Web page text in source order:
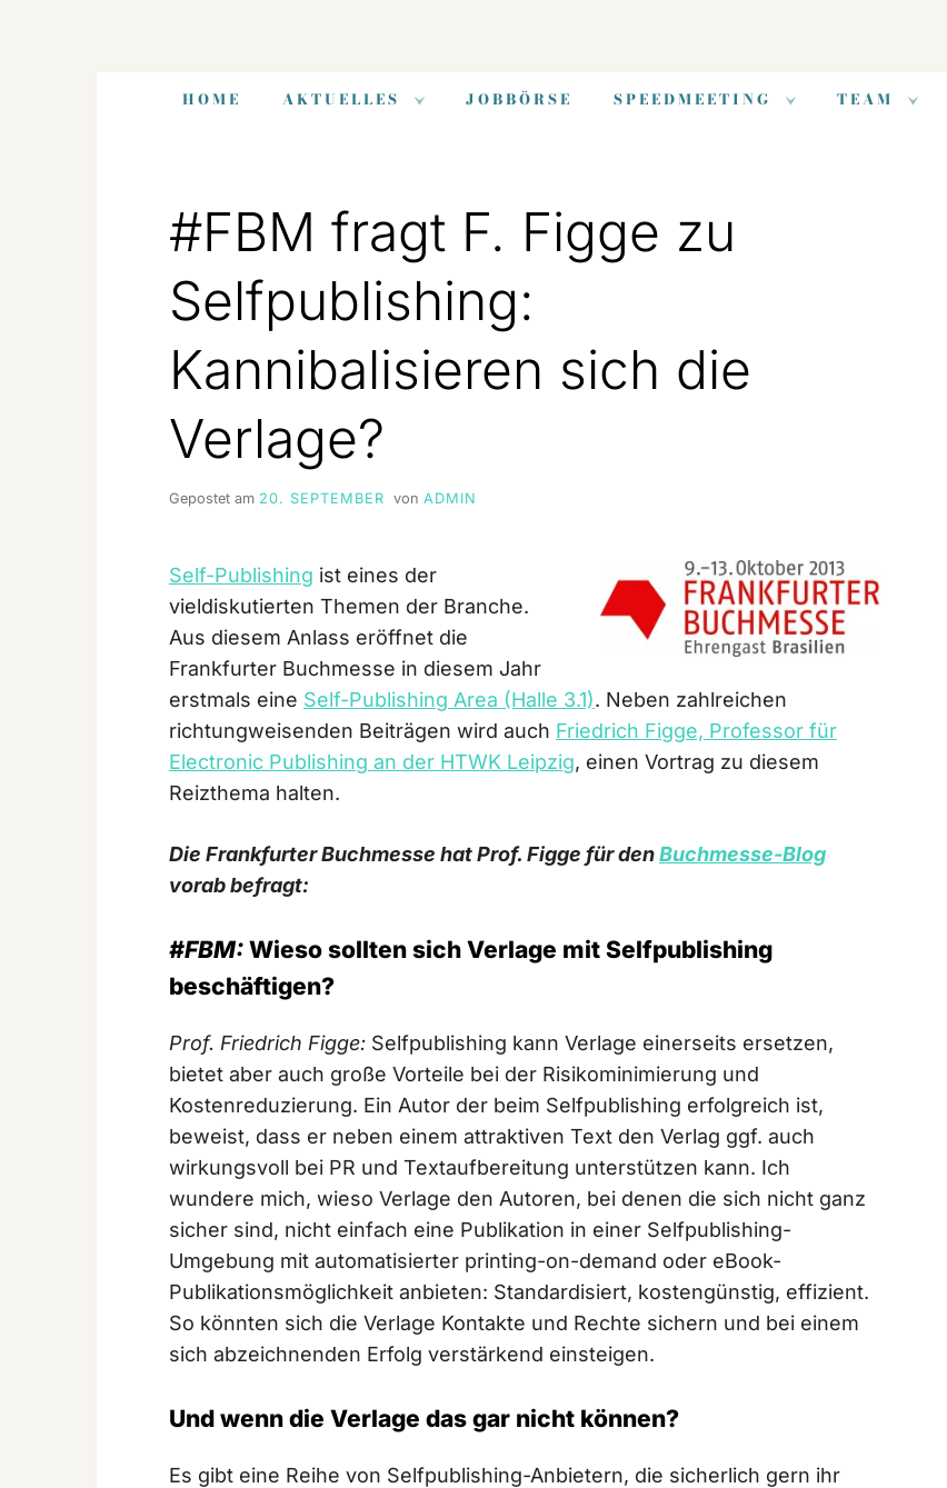
HOME AKTUELLES JOBBÖRSE SPEEDMEETING TEAM
#FBM fragt F. Figge zu
Selfpublishing:
Kannibalisieren sich die
Verlage?
Gepostet am 20. SEPTEMBER von ADMIN
Self-Publishing ist eines der
vieldiskutierten Themen der Branche.
Aus diesem Anlass eröffnet die
Frankfurter Buchmesse in diesem Jahr
erstmals eine Self-Publishing Area (Halle 3.1). Neben zahlreichen
richtungweisenden Beiträgen wird auch Friedrich Figge, Professor für
Electronic Publishing an der HTWK Leipzig, einen Vortrag zu diesem
Reizthema halten.
Die Frankfurter Buchmesse hat Prof. Figge für denBuchmesse-Blog
vorab befragt:
#FBM: Wieso sollten sich Verlage mit Selfpublishing
beschäftigen?
Prof. Friedrich Figge: Selfpublishing kann Verlage einerseits ersetzen,
bietet aber auch große Vorteile bei der Risikominimierung und
Kostenreduzierung. Ein Autor der beim Selfpublishing erfolgreich ist,
beweist, dass er neben einem attraktiven Text den Verlag ggf. auch
wirkungsvoll bei PR und Textaufbereitung unterstützen kann. Ich
wundere mich, wieso Verlage den Autoren, bei denen die sich nicht ganz
sicher sind, nicht einfach eine Publikation in einer Selfpublishing-
Umgebung mit automatisierter printing-on-demand oder eBook-
Publikationsmöglichkeit anbieten: Standardisiert, kostengünstig, effizient.
So könnten sich die Verlage Kontakte und Rechte sichern und bei einem
sich abzeichnenden Erfolg verstärkend einsteigen.
Und wenn die Verlage das gar nicht können?
Es gibt eine Reihe von Selfpublishing-Anbietern, die sicherlich gern ihr